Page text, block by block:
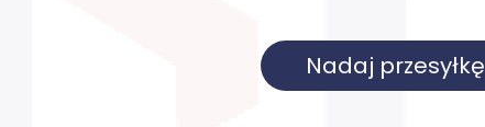
Nadaj przesyłkę